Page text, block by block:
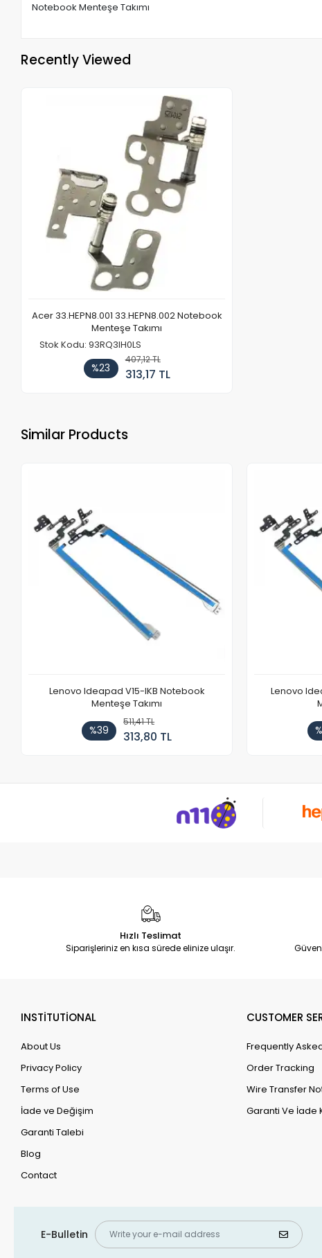
Notebook Menteşe Takımı
Recently Viewed
Acer 33.HEPN8.001 33.HEPN8.002 Notebook
Menteşe Takımı
Stok Kodu: 93RQ3IH0LS
%23
407,12 TL
313,17 TL
Similar Products
Lenovo Ideapad V15-IKB Notebook
Menteşe Takımı
%39
511,41 TL
313,80 TL
Lenovo
Hızlı Teslimat
Siparişleriniz en kısa sürede elinize ulaşır.
INSTİTUTİONAL
About Us
Privacy Policy
Terms of Use
İade ve Değişim
Garanti Talebi
Blog
Contact
CUSTOMER
Frequently
Order Tracking
Wire Transfer
Garanti Ve İade
E-Bulletin